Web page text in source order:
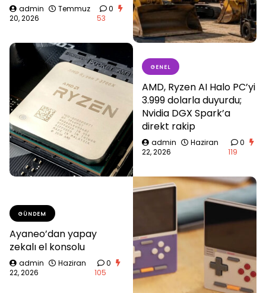
admin
Temmuz
20, 2026
0
53
GENEL
AMD, Ryzen AI Halo PC’yi
3.999 dolarla duyurdu;
Nvidia DGX Spark’a
direkt rakip
admin
Haziran
22, 2026
0
119
GÜNDEM
Ayaneo’dan yapay
zekalı el konsolu
admin
Haziran
22, 2026
0
105